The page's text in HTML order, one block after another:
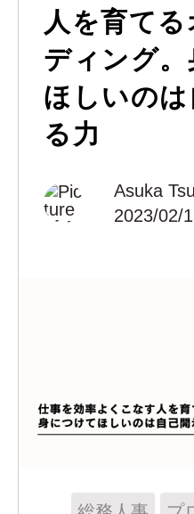
人を育て
ディング
ほしいの
る力
Asuka
2023/02/